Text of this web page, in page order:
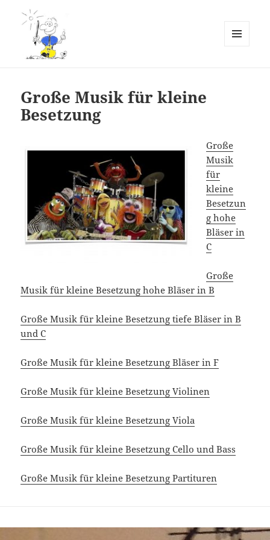
Notenarchiv
Große Musik für kleine
Besetzung
Große
Musik
für
kleine
Besetzun
g hohe
Bläser in
C
Große
Musik für kleine Besetzung hohe Bläser in B
Große Musik für kleine Besetzung tiefe Bläser in B
und C
Große Musik für kleine Besetzung Bläser in F
Große Musik für kleine Besetzung Violinen
Große Musik für kleine Besetzung Viola
Große Musik für kleine Besetzung Cello und Bass
Große Musik für kleine Besetzung Partituren